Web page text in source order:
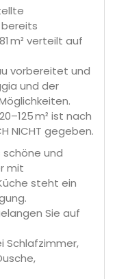
m² verteilt auf
vorbereitet und
und der
m² ist nach
NICHT gegeben.
und
mit
steht ein
Sie auf
Schlafzimmer,